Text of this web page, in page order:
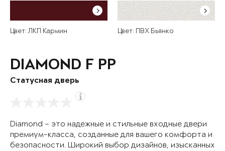
Цвет: ЛКП Кармин Цвет: ПВХ Бьянко
DIAMOND F PP
Статусная дверь
Diamond – это надежные и стильные входные двери
премиум-класса, созданные для вашего комфорта и
безопасности. Широкий выбор дизайнов, изысканных